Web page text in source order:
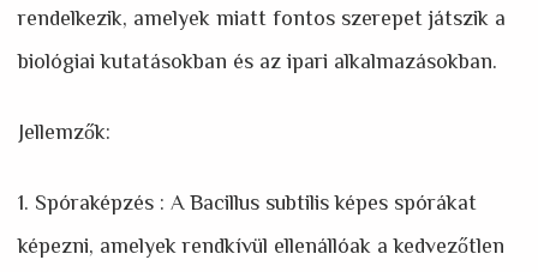
rendelkezik, amelyek miatt fontos szerepet játszik a
biológiai kutatásokban és az ipari alkalmazásokban.
Jellemzők:
1. Spóraképzés : A Bacillus subtilis képes spórákat
képezni, amelyek rendkívül ellenállóak a kedvezőtlen